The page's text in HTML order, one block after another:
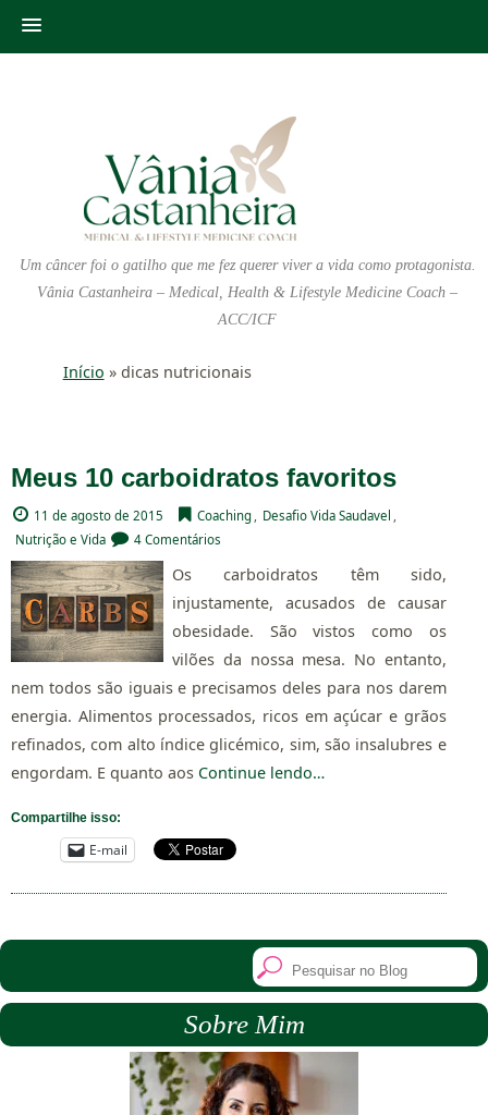
Um câncer foi o gatilho que me fez querer viver a vida como protagonista.
Vânia Castanheira – Medical, Health & Lifestyle Medicine Coach –
ACC/ICF
Início » dicas nutricionais
Meus 10 carboidratos favoritos
11 de agosto de 2015 Coaching , Desafio Vida Saudavel ,
Nutrição e Vida
4 Comentários
Os carboidratos têm sido,
injustamente, acusados de causar
obesidade. São vistos como os
vilões da nossa mesa. No entanto,
nem todos são iguais e precisamos deles para nos darem
energia. Alimentos processados, ricos em açúcar e grãos
refinados, com alto índice glicémico, sim, são insalubres e
engordam. E quanto aos Continue lendo…
Compartilhe isso:
E-mail
Sobre Mim